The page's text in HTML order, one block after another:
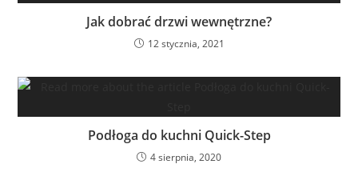
Jak dobrać drzwi wewnętrzne?
12 stycznia, 2021
Podłoga do kuchni Quick-Step
4 sierpnia, 2020